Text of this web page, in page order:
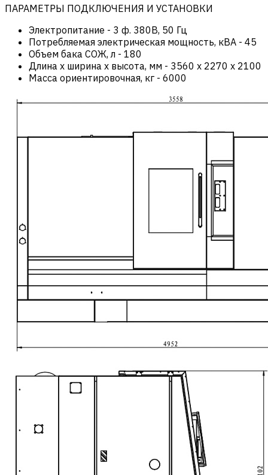
ПАРАМЕТРЫ ПОДКЛЮЧЕНИЯ И УСТАНОВКИ
Электропитание - 3 ф. 380В, 50 Гц
Потребляемая электрическая мощность, кВА - 45
Объем бака СОЖ, л - 180
Длина х ширина х высота, мм - 3560 x 2270 х 2100
Масса ориентировочная, кг - 6000